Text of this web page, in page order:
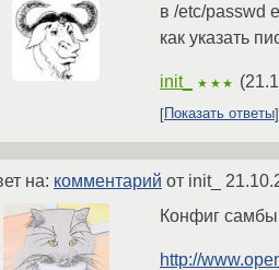
в /etc/passwd
как указать
init_ ★★★ (
Показать ответы
на: комментарий от init_
Конфиг самбы
http://